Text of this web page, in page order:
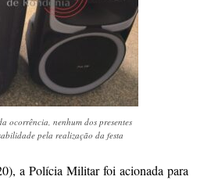
ocorrência, nenhum dos presentes
pela realização da festa
a Polícia Militar foi acionada para